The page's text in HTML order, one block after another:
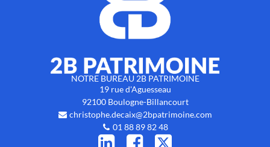
NOTRE BUREAU 2B PATRIMOINE
19 rue d'Aguesseau
92100 Boulogne-Billancourt
christophe.decaix@2bpatrimoine.com
01 88 89 82 48